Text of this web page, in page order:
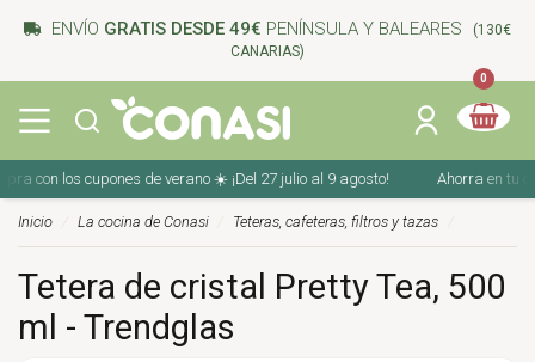
ENVÍO GRATIS DESDE 49€ PENÍNSULA Y BALEARES
(130€
CANARIAS)
0
los cupones de verano ☀️ ¡Del 27 julio al 9 agosto! Ahorra en tu
Inicio La cocina de Conasi Teteras, cafeteras, filtros y tazas
Tetera de cristal Pretty Tea, 500
ml - Trendglas